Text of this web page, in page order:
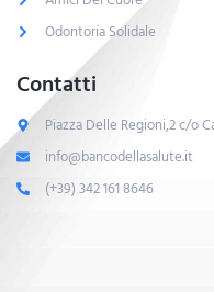
Odontoria Solidale
Contatti
Piazza Delle Regioni,2 c/o
info@bancodellasalute.it
(+39) 342 161 8646